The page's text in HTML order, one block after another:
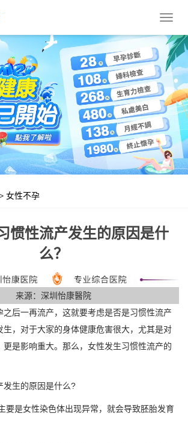
導
菜
單
女性不孕
惯性流产发生的原因是什
么？
来源：深圳怡康醫院
后一再流产，这就要考虑是否是习惯性流产
生，对于大家的身体健康危害很大，尤其是对
更是影响重大。那么，女性发生习惯性流产的
生的原因是什么?
是女性染色体出现异常，就会导致胚胎发育